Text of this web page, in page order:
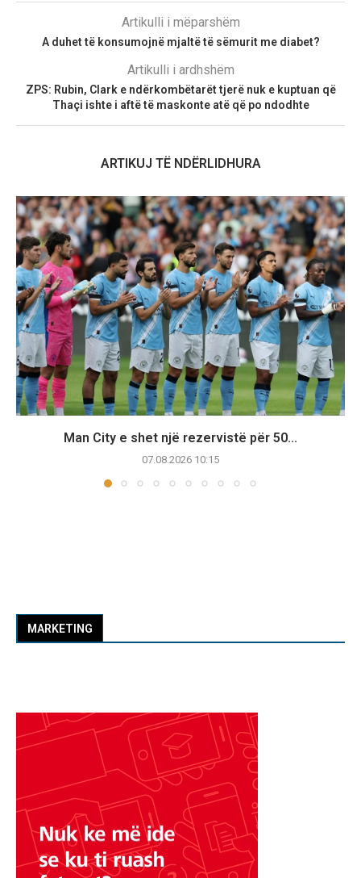
Artikulli i mëparshëm
A duhet të konsumojnë mjaltë të sëmurit me diabet?
Artikulli i ardhshëm
ZPS: Rubin, Clark e ndërkombëtarët tjerë nuk e kuptuan që
Thaçi ishte i aftë të maskonte atë që po ndodhte
ARTIKUJ TË NDËRLIDHURA
Man City e shet një rezervistë për 50...
07.08.2026 10:15
MARKETING